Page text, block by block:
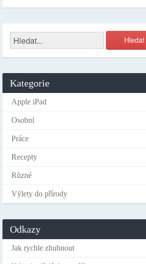
Kategorie
Apple iPad
Osobní
Práce
Recepty
Různé
Výlety do přírody
Odkazy
Jak rychle zhubnout